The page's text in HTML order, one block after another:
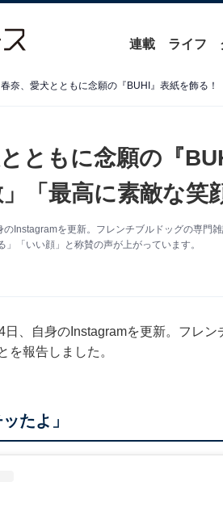
連載 ライフ
春奈、愛犬とともに念願の『BUHI』表紙を飾る！
ともに念願の『
「最高に素敵な笑
Instagramを更新。フレンチブルドッグの専門
「いい顔」と称賛の声が上がっています。
、自身のInstagramを更新。フレ
を報告しました。
たよ」